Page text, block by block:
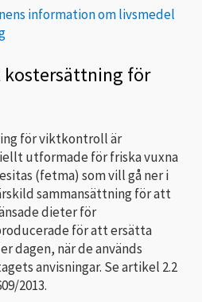
information om livsmedel
kostersättning för
för viktkontroll är
utformade för friska vuxna
(fetma) som vill gå ner i
sammansättning för att
dieter för
för att ersätta
dagen, när de används
anvisningar. Se artikel 2.2
2013.